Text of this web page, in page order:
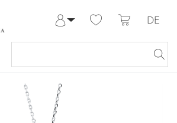
Meine Bestellungen
DE